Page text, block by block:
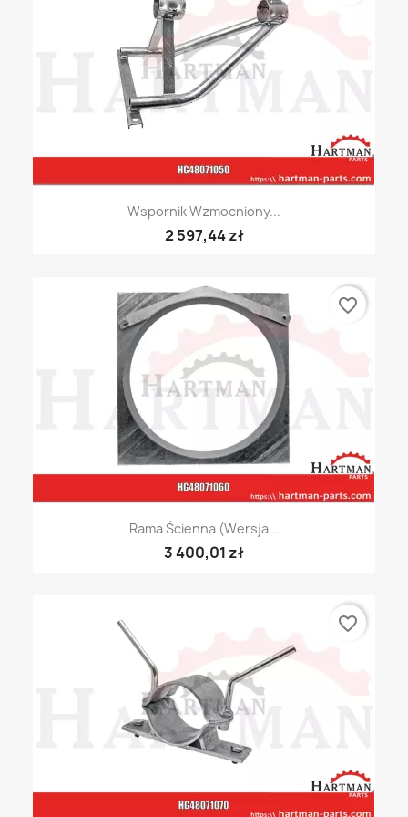
Wspornik Wzmocniony...
2 597,44 zł
Rama Ścienna (wersja...
3 400,01 zł
favorite_border
favorite_border